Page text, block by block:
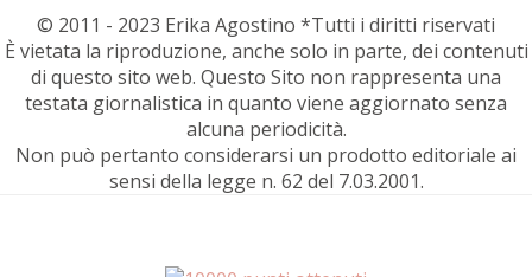
© 2011 - 2023 Erika Agostino *Tutti i diritti riservati
È vietata la riproduzione, anche solo in parte, dei contenuti
di questo sito web. Questo Sito non rappresenta una
testata giornalistica in quanto viene aggiornato senza
alcuna periodicità.
Non può pertanto considerarsi un prodotto editoriale ai
sensi della legge n. 62 del 7.03.2001.